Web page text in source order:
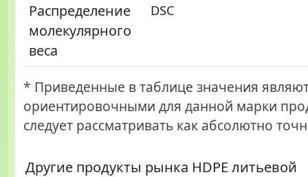
Распределение
молекулярного
веса
DSC
* Приведенные в таблице значения
ориентировочными для данной марки
следует рассматривать как абсолютно
Другие продукты рынка HDPE литьевой